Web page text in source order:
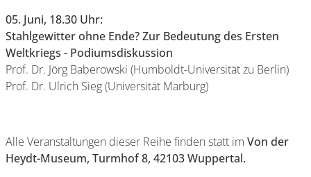
05. Juni, 18.30 Uhr:
Stahlgewitter ohne Ende? Zur Bedeutung des Ersten
Weltkriegs - Podiumsdiskussion
Prof. Dr. Jörg Baberowski (Humboldt-Universität zu Berlin)
Prof. Dr. Ulrich Sieg (Universität Marburg)
Alle Veranstaltungen dieser Reihe finden statt im Von der
Heydt-Museum, Turmhof 8, 42103 Wuppertal.